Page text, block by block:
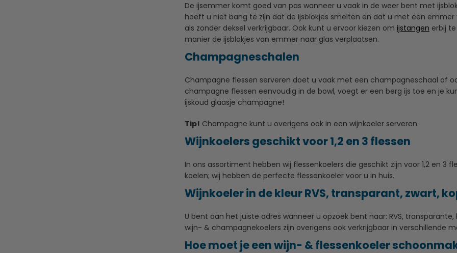
De ijsemmer komt goed van pas wanneer u vaak in de weer bent met
hoeft u niet bang te zijn dat de ijsblokjes smelten en dat u met een
als zonder deksel verkrijgbaar. Ook kunt u ervoor kiezen om ijstangen erbij
manier de ijsblokjes van emmer naar glas verplaatsen.
Champagneschalen
Champagne flessen serveren doet u vaak met een champagneschaal of
champagne flessen eenvoudig in de bowl, voegt er een berg ijs toe en je
ijskoud glaasje champagne!
Tip! Champagne kunt u overigens ook in een wijnkoeler serveren.
Wijnkoelers geschikt voor 1,2 en 3 flessen
In ons assortiment hebben wij flessenkoelers die geschikt zijn voor 1,2 en 3
koelen; wij hebben de perfecte flessenkoeler voor u in huis.
Wijnkoeler in de kleur RVS, transparant, zwart,
U bent aan het juiste adres wanneer u opzoek bent naar: RVS,
wijn- & champagnekoelers zijn overigens ook verkrijgbaar in verschillende
Hoe moet je een wijn- & flessenkoeler